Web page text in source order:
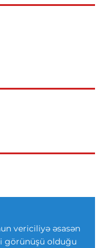
vericiliyə əsasən
görünüşü olduğu